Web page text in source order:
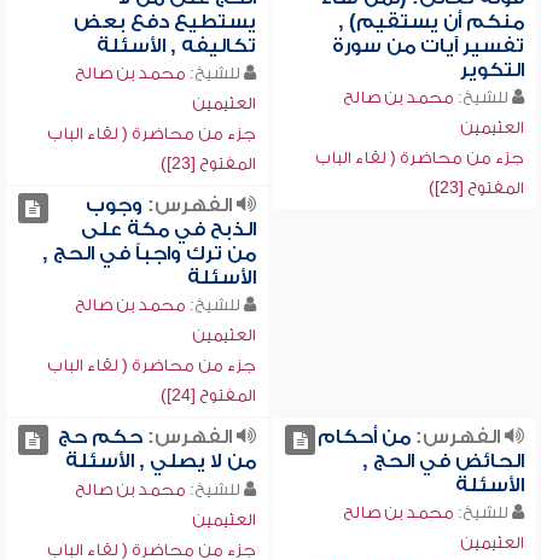
منكم أن يستقيم) ,
تفسير آيات من سورة
التكوير
للشيخ: محمد بن صالح
العثيمين
جزء من محاضرة ( لقاء الباب
المفتوح [23])
يستطيع دفع بعض
تكاليفه , الأسئلة
للشيخ: محمد بن صالح
العثيمين
جزء من محاضرة ( لقاء الباب
المفتوح [23])
الفهرس: وجوب
الذبح في مكة على
من ترك واجباً في الحج ,
الأسئلة
للشيخ: محمد بن صالح
العثيمين
جزء من محاضرة ( لقاء الباب
المفتوح [24])
الفهرس:من أحكام
الحائض في الحج ,
الأسئلة
للشيخ: محمد بن صالح
العثيمين
الفهرس:حكم حج
من لا يصلي , الأسئلة
للشيخ: محمد بن صالح
العثيمين
جزء من محاضرة ( لقاء الباب